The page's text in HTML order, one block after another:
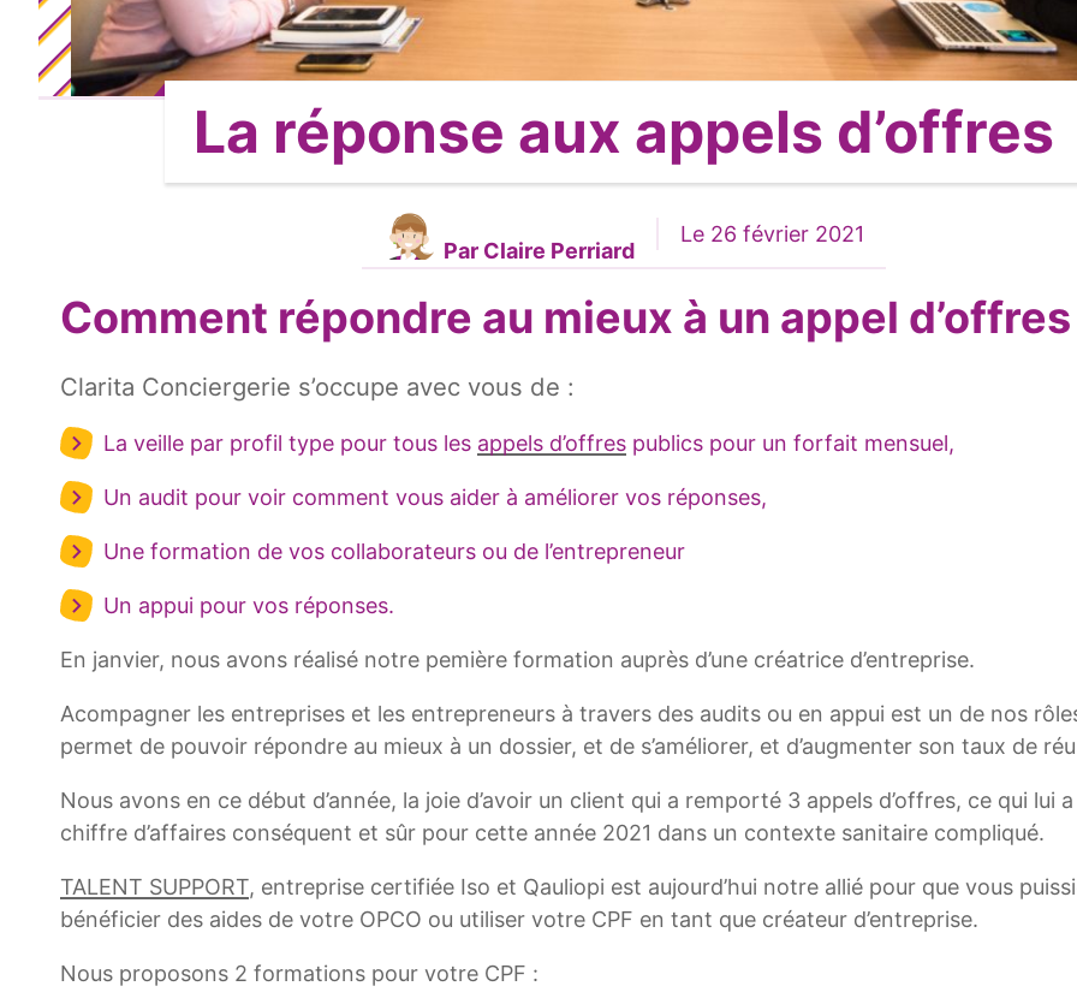
La réponse aux appels d’offres
Par Claire Perriard
Le 26 février 2021
Comment répondre au mieux à un appel d’offres
Clarita Conciergerie s’occupe avec vous de :
La veille par profil type pour tous les appels d’offres publics pour un forfait mensuel,
Un audit pour voir comment vous aider à améliorer vos réponses,
Une formation de vos collaborateurs ou de l’entrepreneur
Un appui pour vos réponses.
En janvier, nous avons réalisé notre pemière formation auprès d’une créatrice d’entreprise.
Acompagner les entreprises et les entrepreneurs à travers des audits ou en appui est un de nos
permet de pouvoir répondre au mieux à un dossier, et de s’améliorer, et d’augmenter son taux de
Nous avons en ce début d’année, la joie d’avoir un client qui a remporté 3 appels d’offres, ce qui lui
chiffre d’affaires conséquent et sûr pour cette année 2021 dans un contexte sanitaire compliqué.
TALENT SUPPORT, entreprise certifiée Iso et Qauliopi est aujourd’hui notre allié pour que vous
bénéficier des aides de votre OPCO ou utiliser votre CPF en tant que créateur d’entreprise.
Nous proposons 2 formations pour votre CPF :